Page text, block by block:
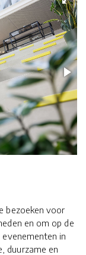
bezoeken voor
en om op de
in
duurzame en